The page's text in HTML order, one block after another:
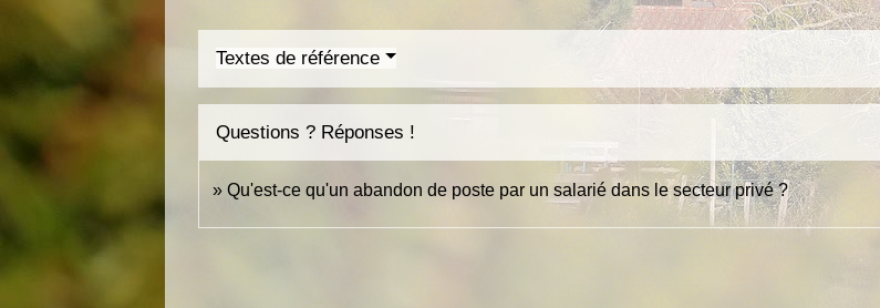
Textes de référence
Questions ? Réponses !
Qu'est-ce qu'un abandon de poste par un salarié dans le secteur privé ?